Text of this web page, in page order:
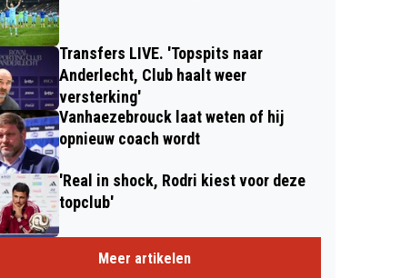
Transfers LIVE. 'Topspits naar
Anderlecht, Club haalt weer
versterking'
Vanhaezebrouck laat weten of hij
opnieuw coach wordt
'Real in shock, Rodri kiest voor deze
topclub'
Meer artikelen